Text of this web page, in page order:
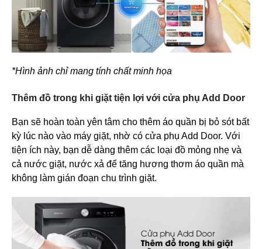
*Hình ảnh chỉ mang tính chất minh họa
Thêm đồ trong khi giặt tiện lợi với cửa phụ Add Door
Bạn sẽ hoàn toàn yên tâm cho thêm áo quần bị bỏ sót bất
kỳ lúc nào vào máy giặt, nhờ có cửa phụ Add Door. Với
tiện ích này, bạn dễ dàng thêm các loại đồ mỏng nhẹ và
cả nước giặt, nước xả để tăng hương thơm áo quần mà
không làm gián đoạn chu trình giặt.